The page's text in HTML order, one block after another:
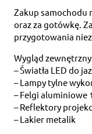
Zakup samochodu
oraz za gotówkę.
przygotowania
Wygląd
– Światła LED do
– Lampy tylne
– Felgi aluminiowe
– Reflektory
– Lakier metalik